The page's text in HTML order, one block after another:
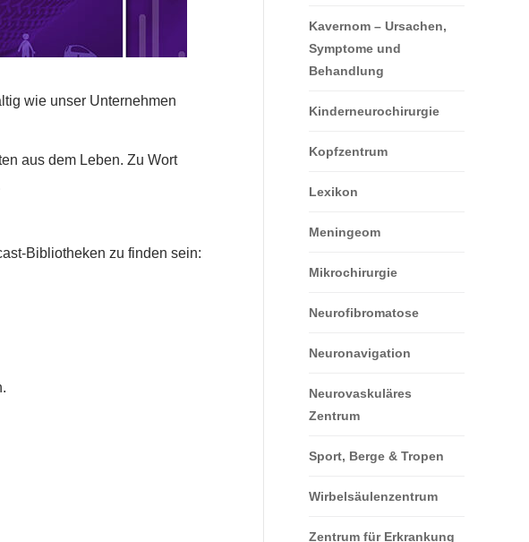
wie unser Unternehmen
aus dem Leben. Zu Wort
Bibliotheken zu finden sein:
Kavernom – Ursachen,
Symptome und
Behandlung
Kinderneurochirurgie
Kopfzentrum
Lexikon
Meningeom
Mikrochirurgie
Neurofibromatose
Neuronavigation
Neurovaskuläres
Zentrum
Sport, Berge & Tropen
Wirbelsäulenzentrum
Zentrum für Erkrankung